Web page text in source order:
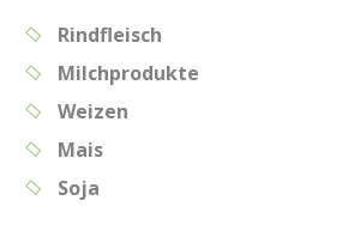
Rindfleisch
Milchprodukte
Weizen
Mais
Soja